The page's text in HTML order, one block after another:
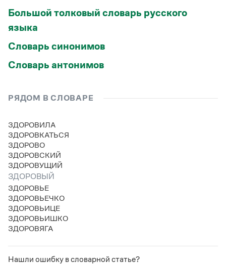
Большой толковый словарь русского
языка
Словарь синонимов
Словарь антонимов
РЯДОМ В СЛОВАРЕ
ЗДОРОВИЛА
ЗДОРОВКАТЬСЯ
ЗДОРОВО
ЗДОРОВСКИЙ
ЗДОРОВУЩИЙ
ЗДОРОВЫЙ
ЗДОРОВЬЕ
ЗДОРОВЬЕЧКО
ЗДОРОВЬИЦЕ
ЗДОРОВЬИШКО
ЗДОРОВЯГА
Нашли ошибку в словарной статье?